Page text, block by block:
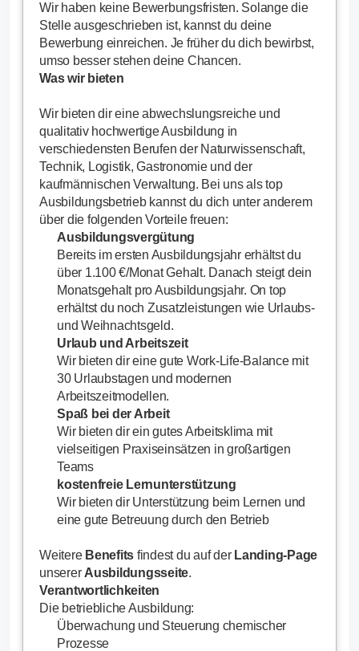
Wir haben keine Bewerbungsfristen. Solange die
Stelle ausgeschrieben ist, kannst du deine
Bewerbung einreichen. Je früher du dich bewirbst,
umso besser stehen deine Chancen.
Was wir bieten
Wir bieten dir eine abwechslungsreiche und
qualitativ hochwertige Ausbildung in
verschiedensten Berufen der Naturwissenschaft,
Technik, Logistik, Gastronomie und der
kaufmännischen Verwaltung. Bei uns als top
Ausbildungsbetrieb kannst du dich unter anderem
über die folgenden Vorteile freuen:
Ausbildungsvergütung
Bereits im ersten Ausbildungsjahr erhältst du
über 1.100 €/Monat Gehalt. Danach steigt dein
Monatsgehalt pro Ausbildungsjahr. On top
erhältst du noch Zusatzleistungen wie Urlaubs-
und Weihnachtsgeld.
Urlaub und Arbeitszeit
Wir bieten dir eine gute Work-Life-Balance mit
30 Urlaubstagen und modernen
Arbeitszeitmodellen.
Spaß bei der Arbeit
Wir bieten dir ein gutes Arbeitsklima mit
vielseitigen Praxiseinsätzen in großartigen
Teams
kostenfreie Lernunterstützung
Wir bieten dir Unterstützung beim Lernen und
eine gute Betreuung durch den Betrieb
Weitere Benefits findestdu auf der Landing-Page
unserer Ausbildungsseite.
Verantwortlichkeiten
Die betriebliche Ausbildung:
Überwachung und Steuerung chemischer
Prozesse